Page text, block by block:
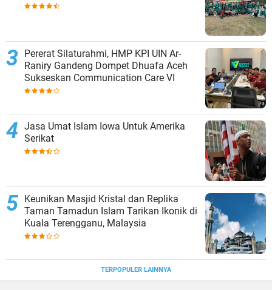
Pererat Silaturahmi, HMP KPI UIN Ar-
Raniry Gandeng Dompet Dhuafa Aceh
Sukseskan Communication Care VI
Jasa Umat Islam Iowa Untuk Amerika
Serikat
Keunikan Masjid Kristal dan Replika
Taman Tamadun Islam Tarikan Ikonik di
Kuala Terengganu, Malaysia
TERPOPULER LAINNYA